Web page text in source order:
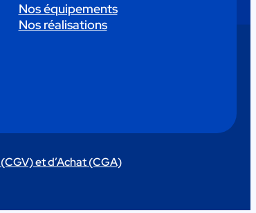
Nos équipements
Nos réalisations
et d’Achat (CGA)